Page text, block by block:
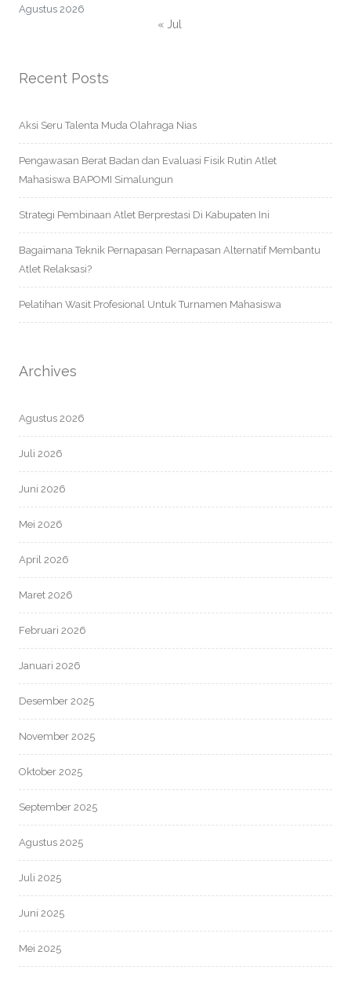
Agustus 2026
« Jul
Recent Posts
Aksi Seru Talenta Muda Olahraga Nias
Pengawasan Berat Badan dan Evaluasi Fisik Rutin Atlet
Mahasiswa BAPOMI Simalungun
Strategi Pembinaan Atlet Berprestasi Di Kabupaten Ini
Bagaimana Teknik Pernapasan Pernapasan Alternatif Membantu
Atlet Relaksasi?
Pelatihan Wasit Profesional Untuk Turnamen Mahasiswa
Archives
Agustus 2026
Juli 2026
Juni 2026
Mei 2026
April 2026
Maret 2026
Februari 2026
Januari 2026
Desember 2025
November 2025
Oktober 2025
September 2025
Agustus 2025
Juli 2025
Juni 2025
Mei 2025